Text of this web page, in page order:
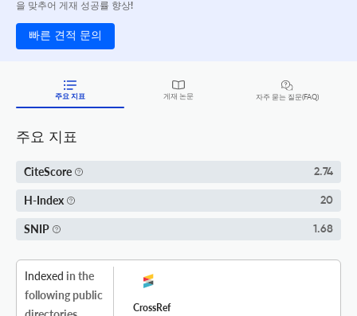
을 맞추어 게재 성공률 향상!
빠른 견적 문의
주요 지표 게재 논문 자주 묻는 질문(FAQ)
주요 지표
CiteScore 2.74
H-Index 20
SNIP 1.68
Indexed in the
following public
CrossRef